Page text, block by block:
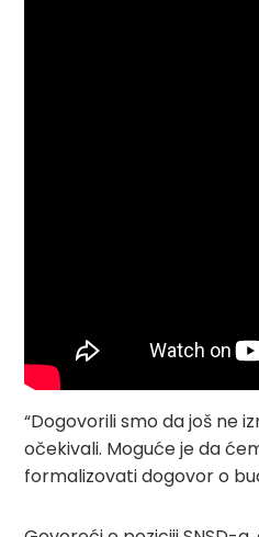
“Dogovorili smo da još ne
očekivali. Moguće je da
formalizovati dogovor o